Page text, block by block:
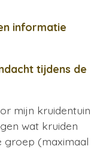
informatie
tijdens de
mijn kruidentuin
wat kruiden
groep (maximaal